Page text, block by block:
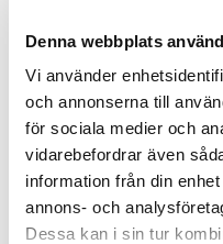
Denna webbplats
Vi använder
och annonserna till
för sociala medier och
vidarebefordrar även
information från din
annons- och
Dessa kan i sin tur
planer.
Efter presentationen
Varmt välkommen!